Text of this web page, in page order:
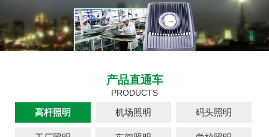
产品直通车
PRODUCTS
高杆照明 机场照明 码头照明